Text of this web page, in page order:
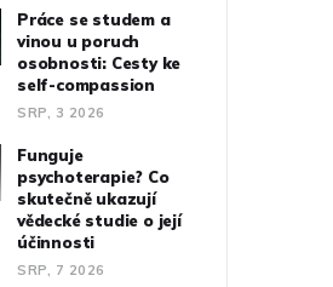
Práce se studem a
vinou u poruch
osobnosti: Cesty ke
self-compassion
SRP, 3 2026
Funguje
psychoterapie? Co
skutečně ukazují
vědecké studie o její
účinnosti
SRP, 7 2026